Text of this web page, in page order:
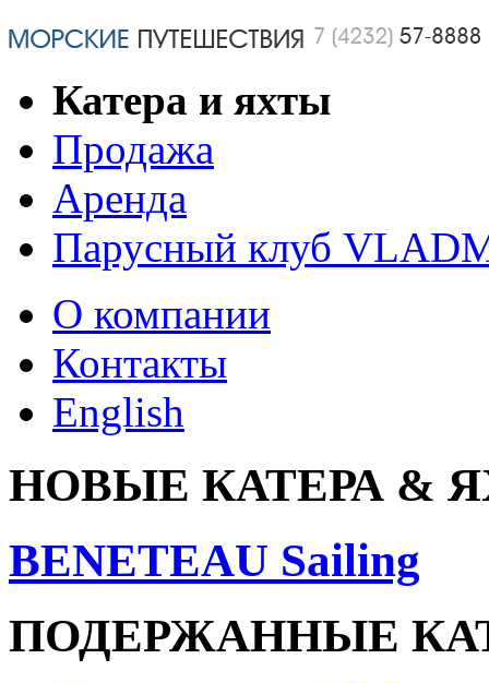
Катера и яхты
Продажа
Аренда
Парусный клуб
О компании
Контакты
English
НОВЫЕ КАТЕРА &
BENETEAU Sailing
ПОДЕРЖАННЫЕ